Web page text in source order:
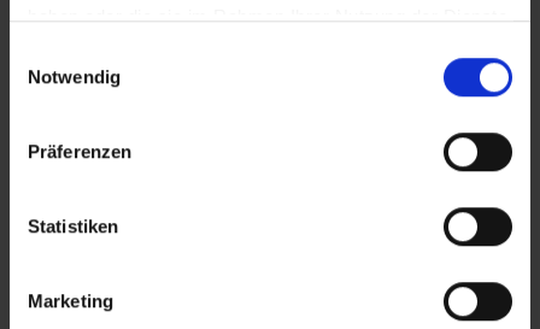
haben oder die sie im Rahmen Ihrer Nutzung der Dienste
Notwendig
Präferenzen
Statistiken
Marketing
können deutsche Staatsangehörige zu
Zwecken des Tourismus, für Geschäftsreisen
sofern sie über einen elektronischen Reisepass
(e-Pass mit Chip), eine gültige elektronische
Rück- oder Weiterflugticket verfügen.
verbracht haben, kann es zu Schwierigkeiten